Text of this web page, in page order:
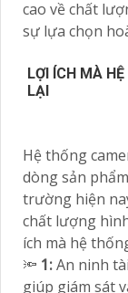
cao về chất
sự lựa chọn
LỢI ÍCH MÀ
LẠI
Hệ thống
dòng sản
trường hiện
chất lượng
ích mà hệ
🔦 1:An ninh
giúp giám sát